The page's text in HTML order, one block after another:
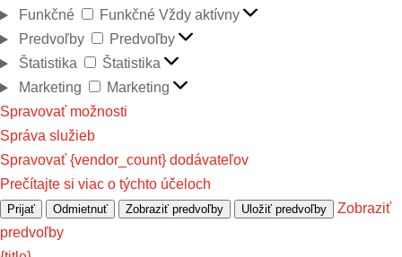
Funkčné
Funkčné Vždy aktívny
Predvoľby
Predvoľby
Štatistika
Štatistika
Marketing
Marketing
Spravovať možnosti
Správa služieb
Spravovať {vendor_count} dodávateľov
Prečítajte si viac o týchto účeloch
Prijať Odmietnuť Zobraziť predvoľby Uložiť predvoľby
Zobraziť
predvoľby